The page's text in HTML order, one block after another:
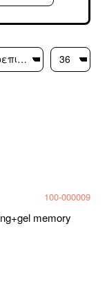
100-000009
memory